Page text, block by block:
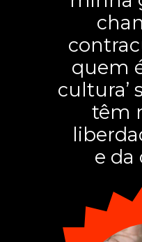
quem
cultura’
têm
e da